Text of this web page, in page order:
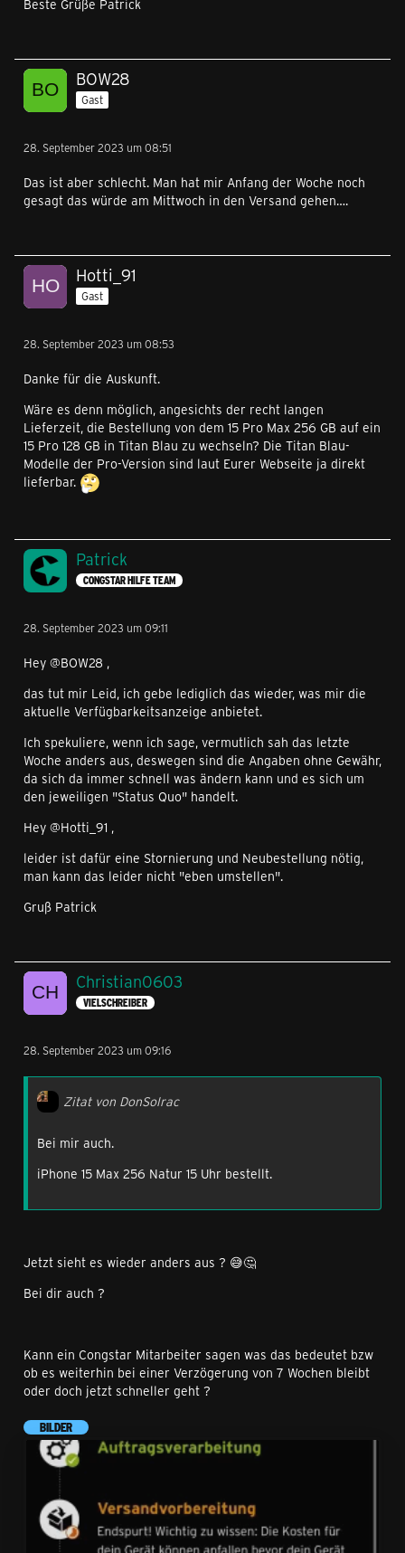
Beste Grüße Patrick
BOW28
Gast
28. September 2023 um 08:51
Das ist aber schlecht. Man hat mir Anfang der Woche noch
gesagt das würde am Mittwoch in den Versand gehen….
Hotti_91
Gast
28. September 2023 um 08:53
Danke für die Auskunft.
Wäre es denn möglich, angesichts der recht langen
Lieferzeit, die Bestellung von dem 15 Pro Max 256 GB auf ein
15 Pro 128 GB in Titan Blau zu wechseln? Die Titan Blau-
Modelle der Pro-Version sind laut Eurer Webseite ja direkt
lieferbar.
Patrick
CONGSTAR HILFE TEAM
28. September 2023 um 09:11
Hey @BOW28 ,
das tut mir Leid, ich gebe lediglich das wieder, was mir die
aktuelle Verfügbarkeitsanzeige anbietet.
Ich spekuliere, wenn ich sage, vermutlich sah das letzte
Woche anders aus, deswegen sind die Angaben ohne Gewähr,
da sich da immer schnell was ändern kann und es sich um
den jeweiligen "Status Quo" handelt.
Hey @Hotti_91 ,
leider ist dafür eine Stornierung und Neubestellung nötig,
man kann das leider nicht "eben umstellen".
Gruß Patrick
Christian0603
VIELSCHREIBER
28. September 2023 um 09:16
Zitat von DonSolrac
Bei mir auch.
iPhone 15 Max 256 Natur 15 Uhr bestellt.
Jetzt sieht es wieder anders aus ? 😅🤔
Bei dir auch ?
Kann ein Congstar Mitarbeiter sagen was das bedeutet bzw
ob es weiterhin bei einer Verzögerung von 7 Wochen bleibt
oder doch jetzt schneller geht ?
BILDER